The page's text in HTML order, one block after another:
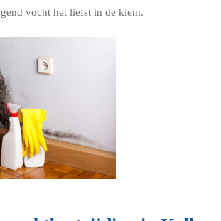
vocht het liefst in de kiem.